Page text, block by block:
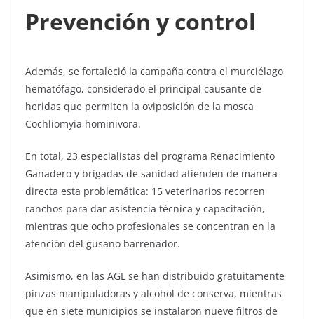
Prevención y control
Además, se fortaleció la campaña contra el murciélago
hematófago, considerado el principal causante de
heridas que permiten la oviposición de la mosca
Cochliomyia hominivora.
En total, 23 especialistas del programa Renacimiento
Ganadero y brigadas de sanidad atienden de manera
directa esta problemática: 15 veterinarios recorren
ranchos para dar asistencia técnica y capacitación,
mientras que ocho profesionales se concentran en la
atención del gusano barrenador.
Asimismo, en las AGL se han distribuido gratuitamente
pinzas manipuladoras y alcohol de conserva, mientras
que en siete municipios se instalaron nueve filtros de